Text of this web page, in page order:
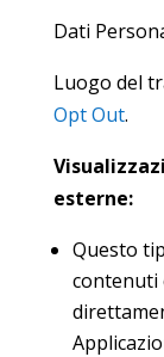
Dati
Luogo del
Opt Out.
esterne:
Questo
contenuti